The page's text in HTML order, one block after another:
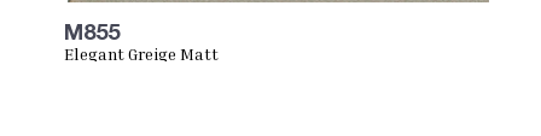
M855
Elegant Greige Matt